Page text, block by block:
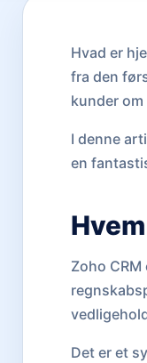
Hvad er
fra den
kunder
I denne
en
Zoho
Det er et